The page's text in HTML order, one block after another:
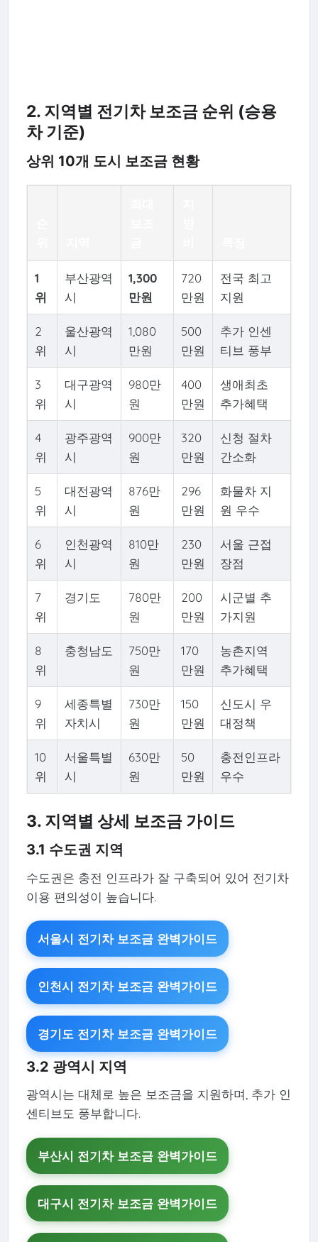
2. 지역별 전기차 보조금 순위 (승용
차 기준)
상위 10개 도시 보조금 현황
1
위
부산광역
시
1,300
만원
720
만원
전국 최고
지원
2
위
울산광역
시
1,080
만원
500
만원
추가 인센
티브 풍부
3
위
대구광역
시
980만
원
400
만원
생애최초
추가혜택
4
위
광주광역
시
900만
원
320
만원
신청 절차
간소화
5
위
대전광역
시
876만
원
296
만원
화물차 지
원 우수
6
위
인천광역
시
810만
원
230
만원
서울 근접
장점
7
위
경기도
780만
원
200
만원
시군별 추
가지원
8
위
충청남도
750만
원
170
만원
농촌지역
추가혜택
9
위
세종특별
자치시
730만
원
150
만원
신도시 우
대정책
10
위
서울특별
시
630만
원
50
만원
충전인프라
우수
3. 지역별 상세 보조금 가이드
3.1 수도권 지역
수도권은 충전 인프라가 잘 구축되어 있어 전기차
이용 편의성이 높습니다.
서울시 전기차 보조금 완벽가이드
인천시 전기차 보조금 완벽가이드
경기도 전기차 보조금 완벽가이드
3.2 광역시 지역
광역시는 대체로 높은 보조금을 지원하며, 추가 인
센티브도 풍부합니다.
부산시 전기차 보조금 완벽가이드
대구시 전기차 보조금 완벽가이드